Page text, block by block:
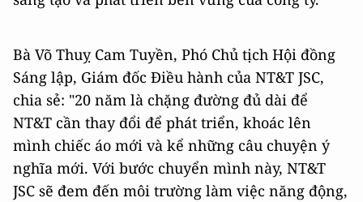
Bà Võ Thuỵ Cam Tuyền, Phó Chủ tịch Hội đồng
Sáng lập, Giám đốc Điều hành của NT&T JSC,
chia sẻ: "20 năm là chặng đường đủ dài để
NT&T cần thay đổi để phát triển, khoác lên
mình chiếc áo mới và kể những câu chuyện ý
nghĩa mới. Với bước chuyển mình này, NT&T
JSC sẽ đem đến môi trường làm việc năng động,